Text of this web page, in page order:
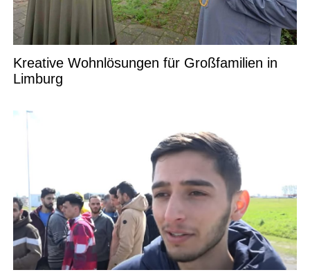
Kreative Wohnlösungen für Großfamilien in
Limburg